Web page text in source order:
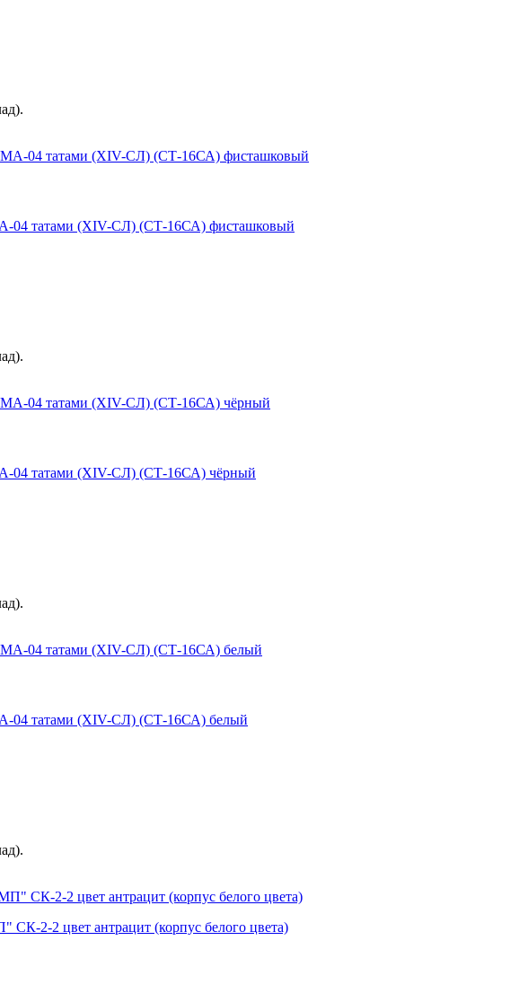
04 татами (ХIV-СЛ) (СТ-16СА) фисташковый
04 татами (ХIV-СЛ) (СТ-16СА) чёрный
04 татами (ХIV-СЛ) (СТ-16СА) белый
2-2 цвет антрацит (корпус белого цвета)